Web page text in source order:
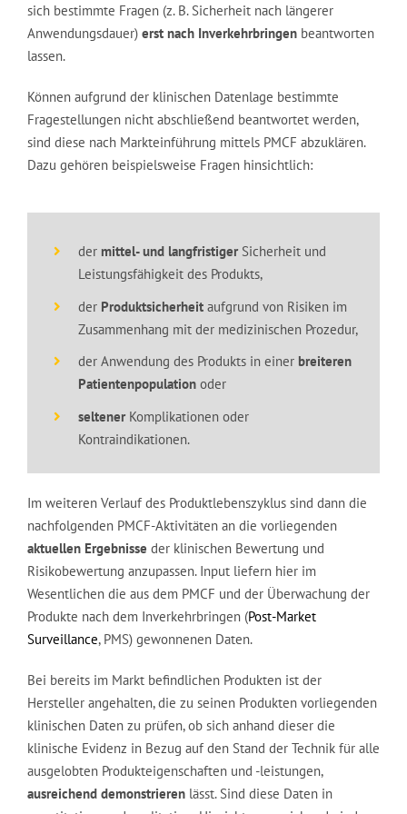
sich bestimmte Fragen (z. B. Sicherheit nach längerer
Anwendungsdauer)erst nach Inverkehrbringenbeantworten
lassen.
Können aufgrund der klinischen Datenlage bestimmte
Fragestellungen nicht abschließend beantwortet werden,
sind diese nach Markteinführung mittels PMCF abzuklären.
Dazu gehören beispielsweise Fragen hinsichtlich:
der mittel- und langfristigerSicherheit und
Leistungsfähigkeit des Produkts,
der Produktsicherheitaufgrund von Risiken im
Zusammenhang mit der medizinischen Prozedur,
der Anwendung des Produkts in einer breiteren
Patientenpopulationoder
seltenerKomplikationen oder
Kontraindikationen.
Im weiteren Verlauf des Produktlebenszyklus sind dann die
nachfolgenden PMCF-Aktivitäten an die vorliegenden
aktuellen Ergebnisse der klinischen Bewertung und
Risikobewertung anzupassen. Input liefern hier im
Wesentlichen die aus dem PMCF und der Überwachung der
Produkte nach dem Inverkehrbringen (Post-Market
Surveillance, PMS) gewonnenen Daten.
Bei bereits im Markt befindlichen Produkten ist der
Hersteller angehalten, die zu seinen Produkten vorliegenden
klinischen Daten zu prüfen, ob sich anhand dieser die
klinische Evidenz in Bezug auf den Stand der Technik für alle
ausgelobten Produkteigenschaften und -leistungen,
ausreichend demonstrierenlässt. Sind diese Daten in